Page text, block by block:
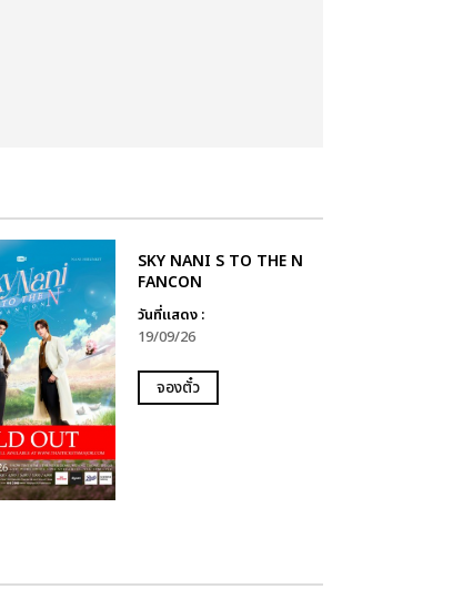
SKY NANI S TO THE N
FANCON
วันที่แสดง :
19/09/26
จองตั๋ว